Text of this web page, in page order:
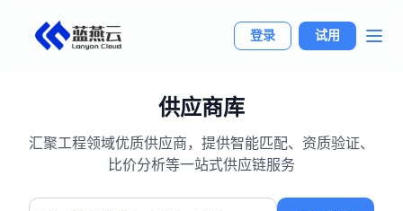
登录 试用
供应商库
汇聚工程领域优质供应商，提供智能匹配、资质验证、
比价分析等一站式供应链服务